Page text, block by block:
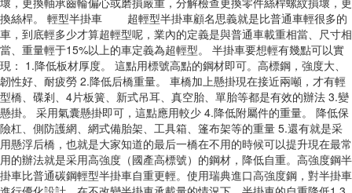
換絲桿。 輕型半掛車 超輕型半掛車顧名思義就是比普通車輕很多的
車，到底輕多少才算超輕型呢，業內的定義是與普通車載重相當、尺寸相
當、重量輕于15%以上的車定義為超輕型。 半掛車要想輕有幾點可以實
現： 1.降低板材厚度。 這點用標號高點的鋼材即可。高標鋼，強度大、
韌性好、耐疲勞 2.降低后橋重量。 車橋加上懸掛現在接近兩噸，才有輕
型橋、碟剎、4片板簧、新式吊耳、真空胎、單胎等都是有效的辦法 3.變
懸掛。 采用氣囊懸掛即可，這點應用較少 4.降低附屬件的重量。 降低保
險杠、側防護網、網式備胎架、工具箱、篷布架等的重量 5.還有就是采
用懸浮后橋，也就是大家知道的最后一橋在不用的時候可以提升現在最常
用的辦法就是采用高強度（國產高標號）的鋼材，降低自重。高強度鋼半
掛車比普通碳鋼輕型半掛車自重更輕。使用瑞典進口高強度鋼，對半掛車